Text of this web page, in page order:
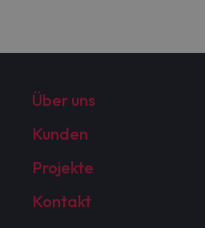
Über uns
Kunden
Projekte
Kontakt